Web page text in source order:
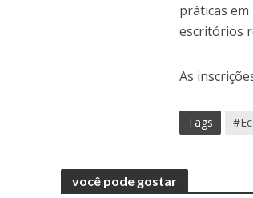
práticas
escritórios
As
Tags
você pode gostar